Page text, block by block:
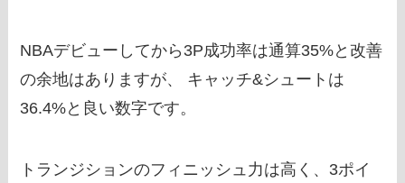
NBAデビューしてから3P成功率は通算35%と改善
の余地はありますが、 キャッチ&シュートは
36.4%と良い数字です。
トランジションのフィニッシュ力は高く、3ポイ